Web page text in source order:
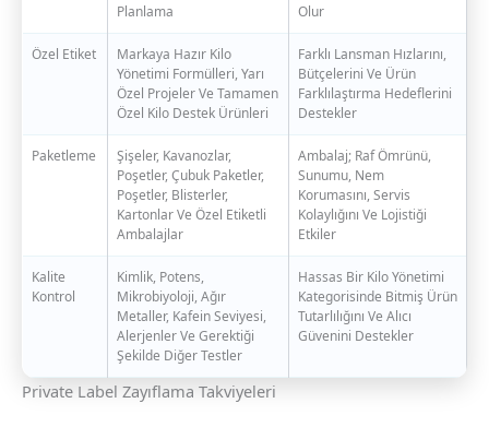
Planlama
Olur
Özel Etiket
Markaya Hazır Kilo
Yönetimi Formülleri, Yarı
Özel Projeler Ve Tamamen
Özel Kilo Destek Ürünleri
Farklı Lansman Hızlarını,
Bütçelerini Ve Ürün
Farklılaştırma Hedeflerini
Destekler
Paketleme
Şişeler, Kavanozlar,
Poşetler, Çubuk Paketler,
Poşetler, Blisterler,
Kartonlar Ve Özel Etiketli
Ambalajlar
Ambalaj; Raf Ömrünü,
Sunumu, Nem
Korumasını, Servis
Kolaylığını Ve Lojistiği
Etkiler
Kalite
Kontrol
Kimlik, Potens,
Mikrobiyoloji, Ağır
Metaller, Kafein Seviyesi,
Alerjenler Ve Gerektiği
Şekilde Diğer Testler
Hassas Bir Kilo Yönetimi
Kategorisinde Bitmiş Ürün
Tutarlılığını Ve Alıcı
Güvenini Destekler
Private Label Zayıflama Takviyeleri